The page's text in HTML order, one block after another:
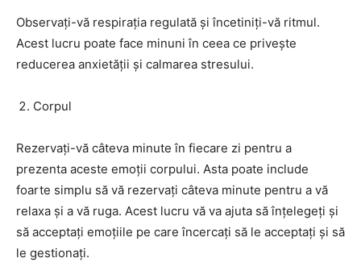
Observați-vă respirația regulată și încetiniți-vă ritmul.
Acest lucru poate face minuni în ceea ce privește
reducerea anxietății și calmarea stresului.
Corpul
Rezervați-vă câteva minute în fiecare zi pentru a
prezenta aceste emoții corpului. Asta poate include
foarte simplu să vă rezervați câteva minute pentru a vă
relaxa și a vă ruga. Acest lucru vă va ajuta să înțelegeți și
să acceptați emoțiile pe care încercați să le acceptați și să
le gestionați.